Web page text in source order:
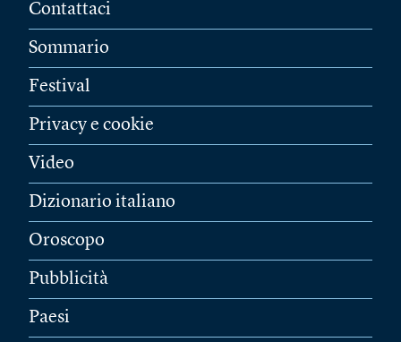
Contattaci
Sommario
Festival
Privacy e cookie
Video
Dizionario italiano
Oroscopo
Pubblicità
Paesi